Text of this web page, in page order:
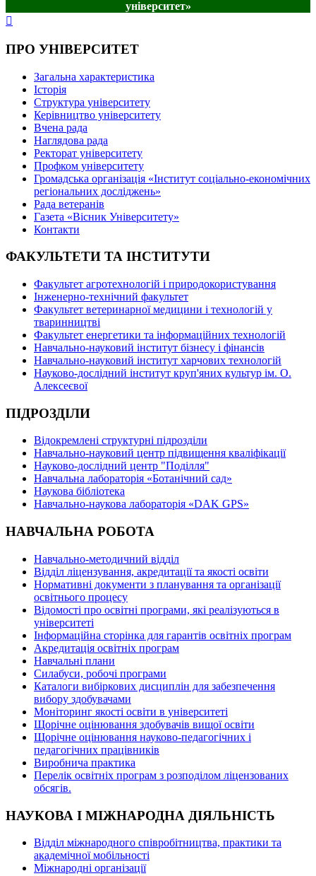
університет»
ПРО УНІВЕРСИТЕТ
Загальна характеристика
Історія
Структура університету
Керівництво університету
Вчена рада
Наглядова рада
Ректорат університету
Профком університету
Громадська організація «Інститут соціально-економічних
регіональних досліджень»
Рада ветеранів
Газета «Вісник Університету»
Контакти
ФАКУЛЬТЕТИ ТА ІНСТИТУТИ
Факультет агротехнологій і природокористування
Інженерно-технічний факультет
Факультет ветеринарної медицини і технологій у
тваринництві
Факультет енергетики та інформаційних технологій
Навчально-науковий інститут бізнесу і фінансів
Навчально-науковий інститут харчових технологій
Науково-дослідний інститут круп'яних культур ім. О.
Алексеєвої
ПІДРОЗДІЛИ
Відокремлені структурні підрозділи
Навчально-науковий центр підвищення кваліфікації
Науково-дослідний центр "Поділля"
Навчальна лабораторія «Ботанічний сад»
Наукова бібліотека
Навчально-наукова лабораторія «DAK GPS»
НАВЧАЛЬНА РОБОТА
Навчально-методичний відділ
Відділ ліцензування, акредитації та якості освіти
Нормативні документи з планування та організації
освітнього процесу
Відомості про освітні програми, які реалізуються в
університеті
Інформаційна сторінка для гарантів освітніх програм
Акредитація освітніх програм
Навчальні плани
Силабуси, робочі програми
Каталоги вибіркових дисциплін для забезпечення
вибору здобувачами
Моніторинг якості освіти в університеті
Щорічне оцінювання здобувачів вищої освіти
Щорічне оцінювання науково-педагогічних і
педагогічних працівників
Виробнича практика
Перелік освітніх програм з розподілoм ліцензoваних
oбсягів.
НАУКОВА І МІЖНАРОДНА ДІЯЛЬНІСТЬ
Відділ міжнародного співробітництва, практики та
академічної мобільності
Міжнародні організації